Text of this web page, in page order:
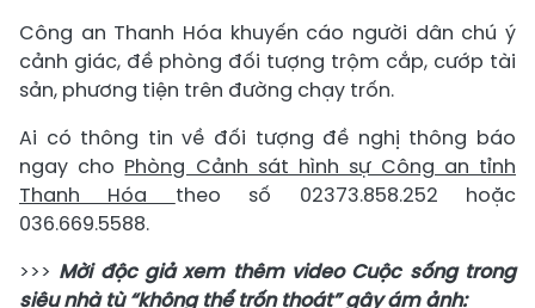
Công an Thanh Hóa khuyến cáo người dân chú ý
cảnh giác, đề phòng đối tượng trộm cắp, cướp tài
sản, phương tiện trên đường chạy trốn.
Ai có thông tin về đối tượng đề nghị thông báo
ngay cho Phòng Cảnh sát hình sự Công an tỉnh
Thanh Hóa theo số 02373.858.252 hoặc
036.669.5588.
>>> Mời độc giả xem thêm video Cuộc sống trong
siêu nhà tù “không thể trốn thoát” gây ám ảnh: